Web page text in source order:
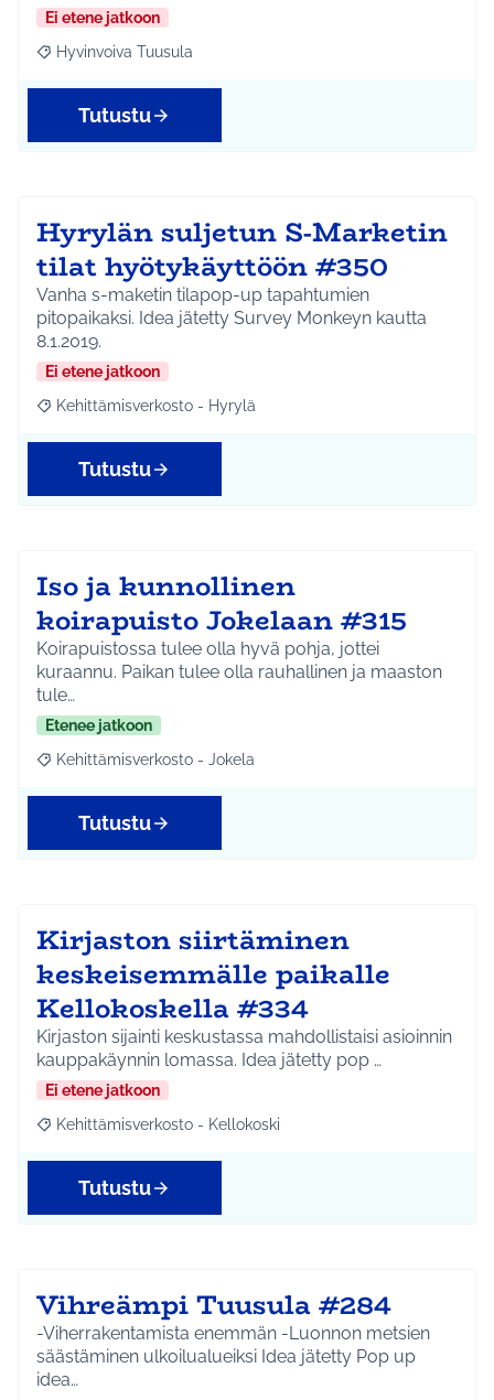
Ei etene jatkoon
Rajaa tulokset aihepiirin mukaan: Hyvinvoiva Tuusula
Hyvinvoiva Tuusula
Tutustu
Hyrylän suljetun S-Marketin
tilat hyötykäyttöön #350
Vanha s-maketin tilapop-up tapahtumien
pitopaikaksi. Idea jätetty Survey Monkeyn kautta
8.1.2019.
Ei etene jatkoon
Rajaa tulokset aihepiirin mukaan: Kehittämisverkosto - Hyrylä
Kehittämisverkosto - Hyrylä
Tutustu
Iso ja kunnollinen
koirapuisto Jokelaan #315
Koirapuistossa tulee olla hyvä pohja, jottei
kuraannu. Paikan tulee olla rauhallinen ja maaston
tule…
Etenee jatkoon
Rajaa tulokset aihepiirin mukaan: Kehittämisverkosto - Jokela
Kehittämisverkosto - Jokela
Tutustu
Kirjaston siirtäminen
keskeisemmälle paikalle
Kellokoskella #334
Kirjaston sijainti keskustassa mahdollistaisi asioinnin
kauppakäynnin lomassa. Idea jätetty pop …
Ei etene jatkoon
Rajaa tulokset aihepiirin mukaan: Kehittämisverkosto -
Kehittämisverkosto - Kellokoski
Tutustu
Vihreämpi Tuusula #284
-Viherrakentamista enemmän -Luonnon metsien
säästäminen ulkoilualueiksi Idea jätetty Pop up
idea…